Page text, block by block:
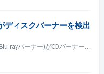
ディスクバーナーを検出
お使いのDVDバーナー(またはBlu-rayバーナー)がCDバーナーとして検出された場合は、こちらの記事を参考にしてください。 https://nerosupport.freshdesk.com/en/support/solutions/articles/44001697315-blu-ray-dvd-bur...